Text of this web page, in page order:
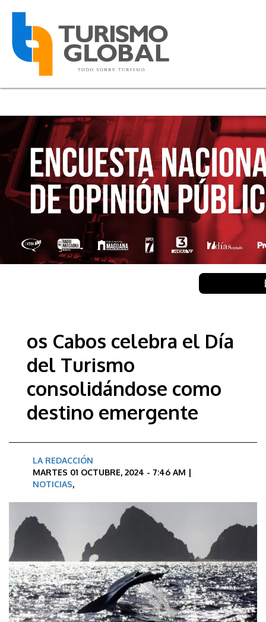
os Cabos celebra el Día
del Turismo
consolidándose como
destino emergente
LA REDACCIÓN
MARTES 01 OCTUBRE, 2024 - 7:46 AM |
NOTICIAS,